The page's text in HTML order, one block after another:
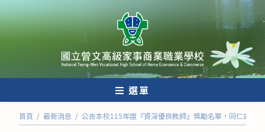
跳
轉
至
內
選單
首頁 / 最新消息 / 公告本校115年度『資深優良教師』獎勵名單，同仁如有